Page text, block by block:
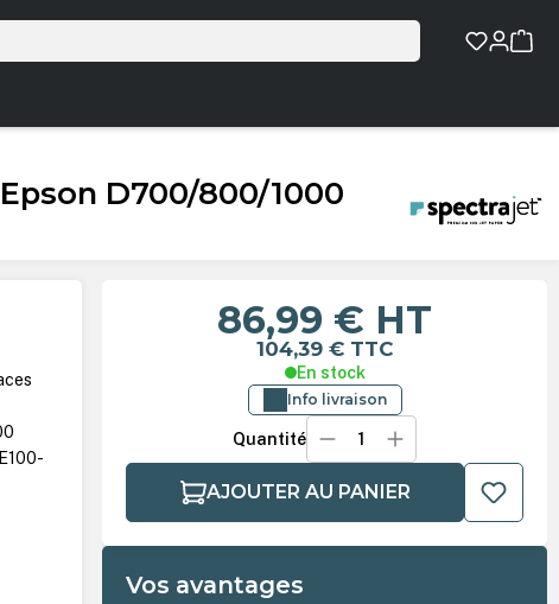
D700/800/1000
86,99 € HT
104,39 € TTC
En stock
Info livraison
Quantité
AJOUTER AU PANIER
Vos avantages